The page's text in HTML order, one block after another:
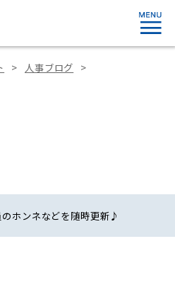
人事ブログ
ホンネなどを随時更新♪